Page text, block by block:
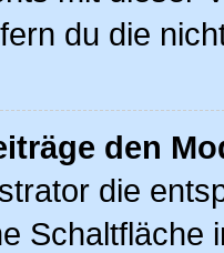
du die
den
die
Schaltfläche